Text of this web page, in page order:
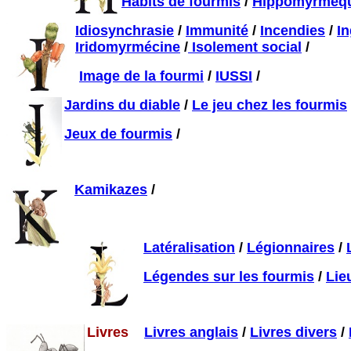
Idiosynchrasie / Immunité / Incendies /
Iridomyrmécine / Isolement social /
Image de la fourmi / IUSSI /
Jardins du diable / Le jeu chez les fourmis
Jeux de fourmis /
Kamikazes /
Latéralisation / Légionnaires /
Légendes sur les fourmis /
Livres Livres anglais / Livres divers /